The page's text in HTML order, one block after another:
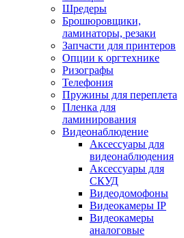
Шредеры
Брошюровщики,
ламинаторы, резаки
Запчасти для принтеров
Опции к оргтехнике
Ризографы
Телефония
Пружины для переплета
Пленка для
ламинирования
Видеонаблюдение
Аксессуары для
видеонаблюдения
Аксессуары для
СКУД
Видеодомофоны
Видеокамеры IP
Видеокамеры
аналоговые